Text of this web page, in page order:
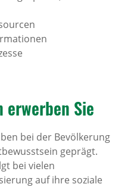
erwerben Sie
bei der Bevölkerung
geprägt.
bei vielen
auf ihre soziale